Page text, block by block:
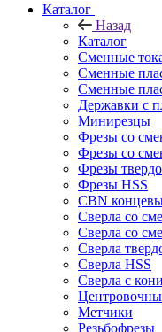
Каталог
Назад
Каталог
Сменные
Сменные
Сменные
Державки с
Минирезцы
Фрезы со
Фрезы со
Фрезы
Фрезы HSS
CBN
Сверла со
Сверла со
Сверла
Сверла HSS
Сверла с
Метчики
Резьбофрезы